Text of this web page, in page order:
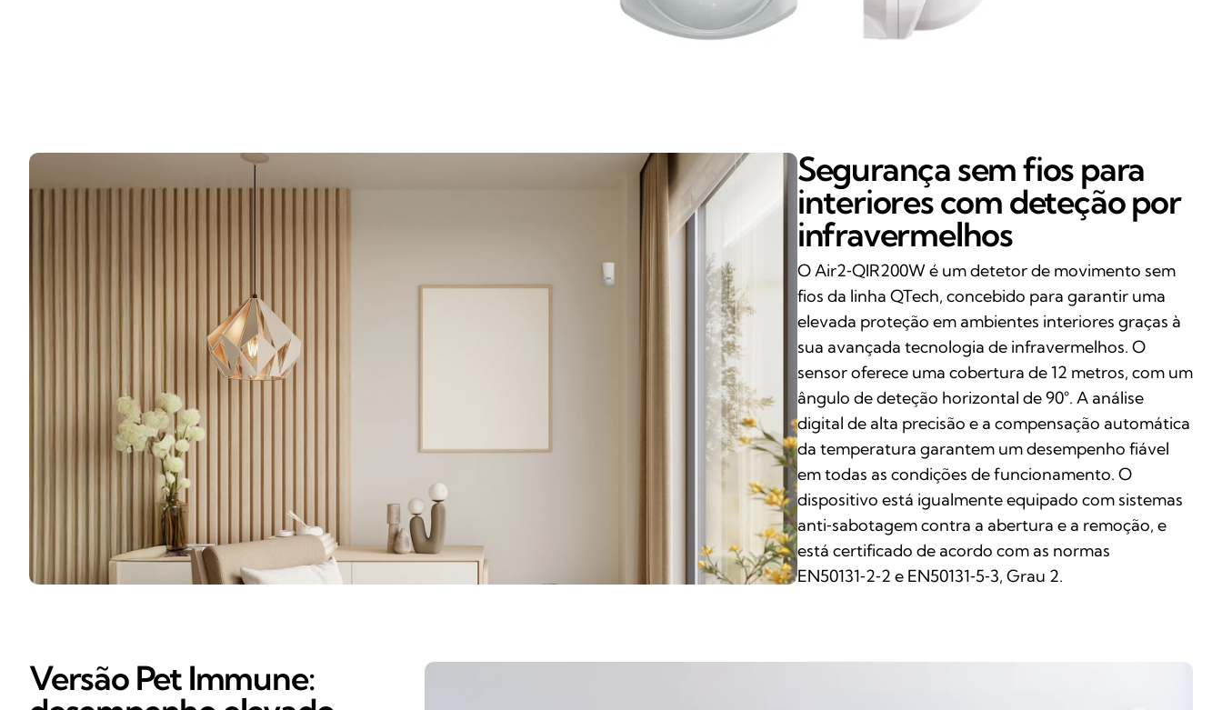
Segurança sem fios para
interiores com deteção por
infravermelhos
O Air2‑QIR200W é um detetor de movimento sem
fios da linha QTech, concebido para garantir uma
elevada proteção em ambientes interiores graças à
sua avançada tecnologia de infravermelhos. O
sensor oferece uma cobertura de 12 metros, com um
ângulo de deteção horizontal de 90°. A análise
digital de alta precisão e a compensação automática
da temperatura garantem um desempenho fiável
em todas as condições de funcionamento. O
dispositivo está igualmente equipado com sistemas
anti‑sabotagem contra a abertura e a remoção, e
está certificado de acordo com as normas
EN50131‑2‑2 e EN50131‑5‑3, Grau 2.
Versão Pet Immune: